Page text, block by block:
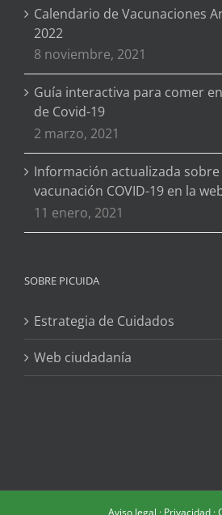
Calendario de Vacunaciones
2022
8 noviembre, 2021
Guía interactiva para comer
de Covid-19
2 marzo, 2021
Información actualizada
vacunación COVID-19 en la
11 enero, 2021
SOBRE PICUIDA
Estrategia de Cuidados
Web ciudadanía
Aviso legal · Privacidad ·